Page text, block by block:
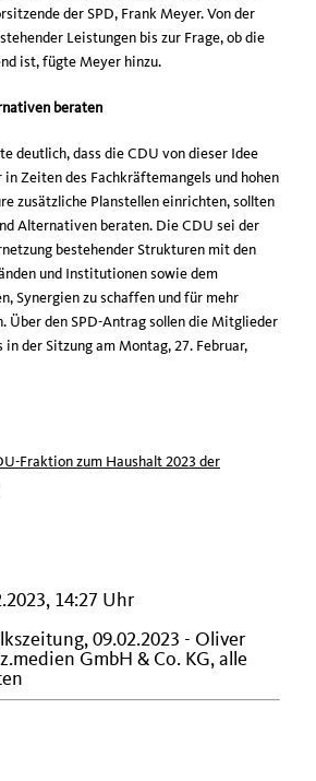
der SPD, Frank Meyer. Von der
Leistungen bis zur Frage, ob die
ist, fügte Meyer hinzu.
beraten
deutlich, dass die CDU von dieser Idee
Zeiten des Fachkräftemangels und hohen
zusätzliche Planstellen einrichten, sollten
Alternativen beraten. Die CDU sei der
bestehender Strukturen mit den
und Institutionen sowie dem
Synergien zu schaffen und für mehr
Über den SPD-Antrag sollen die Mitglieder
in der Sitzung am Montag, 27. Februar,
Fraktion zum Haushalt 2023 der
14:27 Uhr
09.02.2023 - Oliver
GmbH & Co. KG, alle